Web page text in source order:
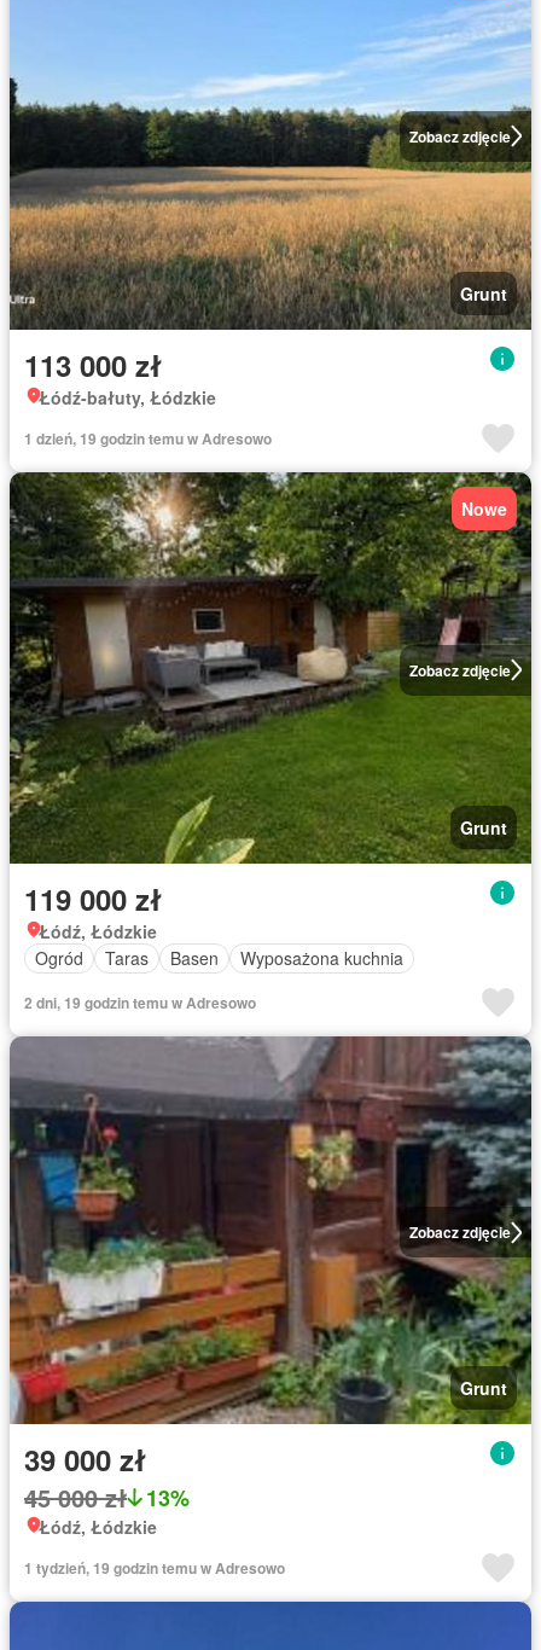
Zobacz zdjęcie
Grunt
113 000 zł
Łódź-bałuty, Łódzkie
1 dzień, 19 godzin temu w Adresowo
Zobacz zdjęcie
Nowe
Grunt
119 000 zł
Łódź, Łódzkie
Ogród
Taras Basen Wyposażona kuchnia
2 dni, 19 godzin temu w Adresowo
Zobacz zdjęcie
Grunt
39 000 zł
45 000 zł 13%
Łódź, Łódzkie
1 tydzień, 19 godzin temu w Adresowo